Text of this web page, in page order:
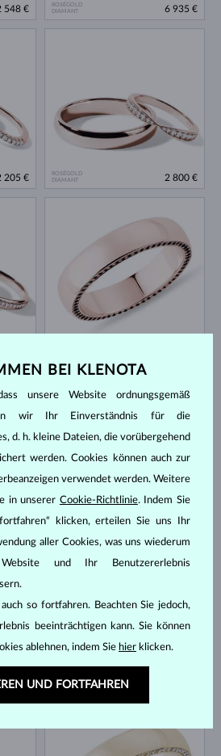
548 €
ROSÉGOLD
DIAMANT
6 935 €
205 €
ROSÉGOLD
DIAMANT
2 800 €
2 122 €
DIAMANT & DIAMANTEN
1 779 €
292 €
ROSÉGOLD
DIAMANT
BEI KLENOTA
unsere Website ordnungsgemäß
wir Ihr Einverständnis für die
d. h. kleine Dateien, die vorübergehend
werden. Cookies können auch zur
verwendet werden. Weitere
in unserer Cookie-Richtlinie. Indem Sie
klicken, erteilen Sie uns Ihr
aller Cookies, was uns wiederum
und Ihr Benutzererlebnis
so fortfahren. Beachten Sie jedoch,
beeinträchtigen kann. Sie können
ablehnen, indem Sie hier klicken.
UND FORTFAHREN